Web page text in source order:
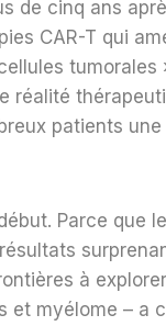
de cinq ans
CAR-T qui
tumorales
réalité
patients une
Parce que
à
et myélome – a